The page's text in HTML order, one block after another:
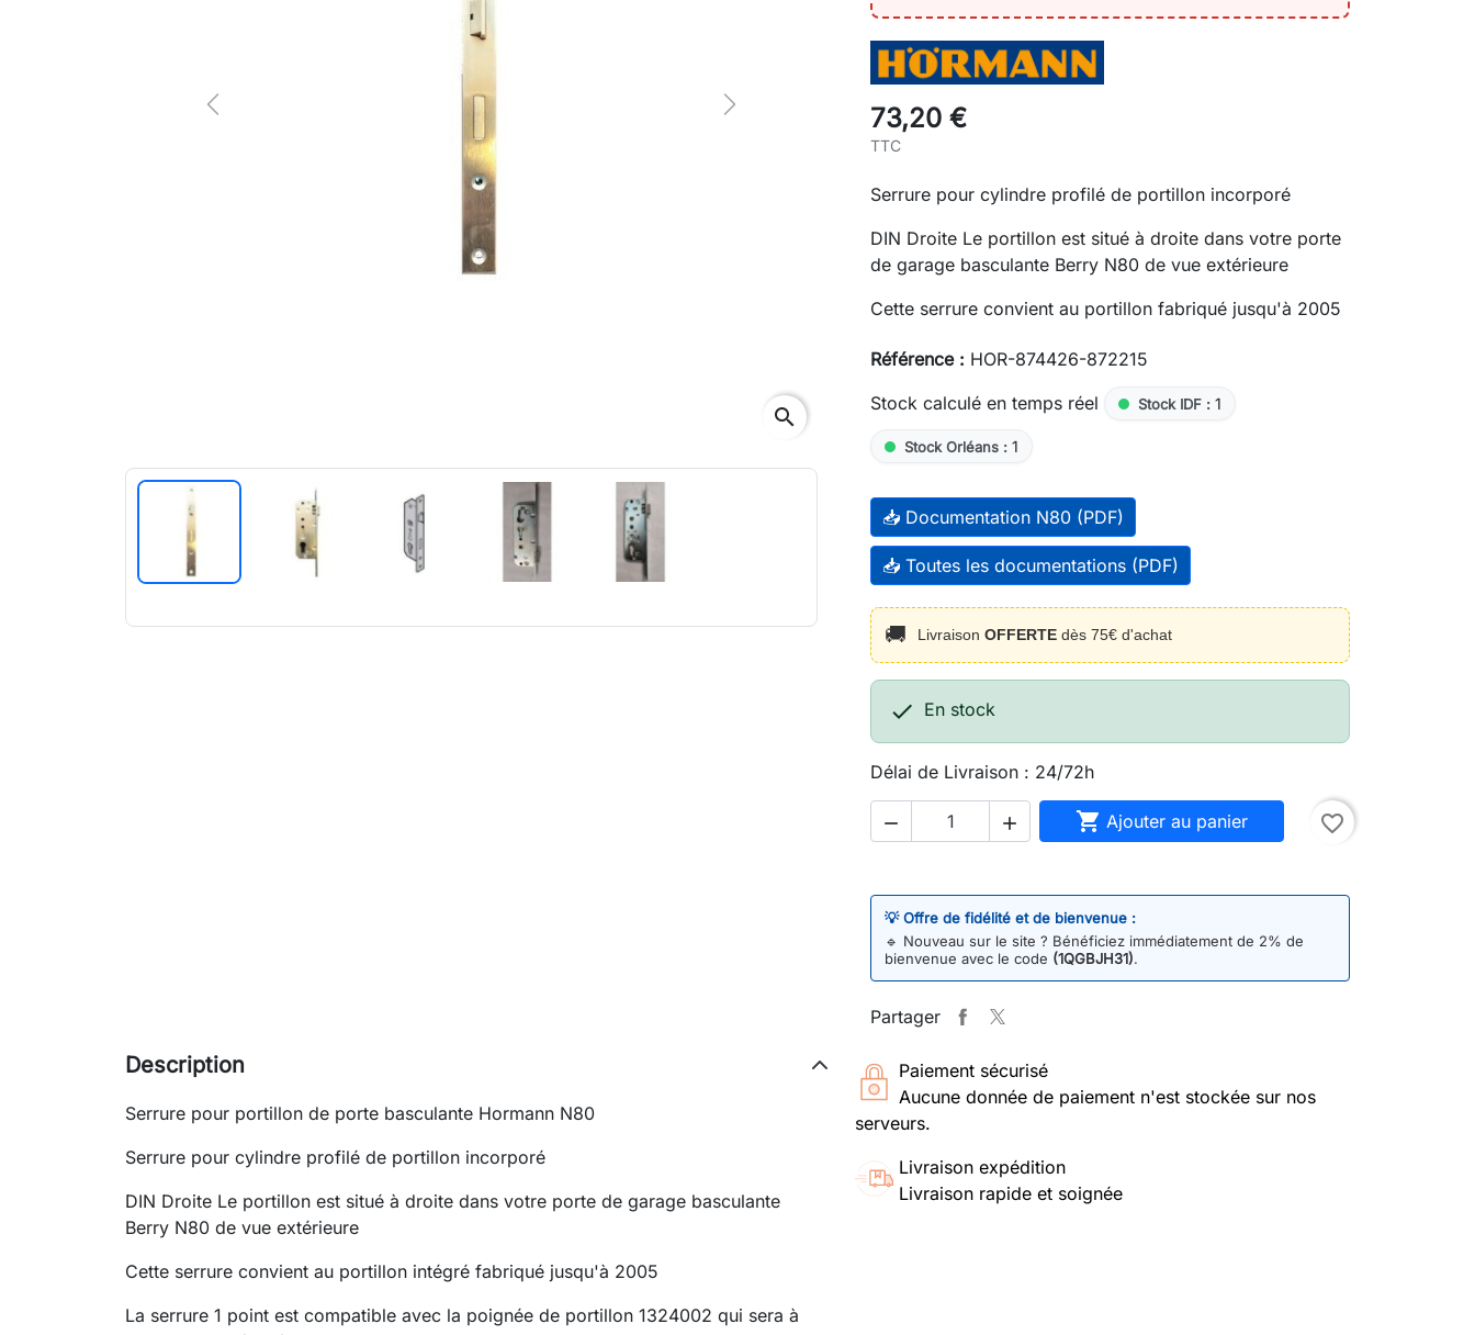
Previous Next
search
73,20 €
TTC
Serrure pour cylindre profilé de portillon incorporé
DIN Droite Le portillon est situé à droite dans votre porte
de garage basculante Berry N80 de vue extérieure
Cette serrure convient au portillon fabriqué jusqu'à 2005
Référence : HOR-874426-872215
Stock calculé en temps réel
Stock IDF : 1
Stock Orléans : 1
📥 Documentation N80 (PDF)
📥 Toutes les documentations (PDF)
🚚 Livraison OFFERTE dès 75€ d'achat
 En stock
Délai de Livraison : 24/72h
   Ajouter au panier favorite_border
💡 Offre de fidélité et de bienvenue :
🔹 Nouveau sur le site ? Bénéficiez immédiatement de 2% de
bienvenue avec le code (1QGBJH31).
Partager
Paiement sécurisé
Aucune donnée de paiement n'est stockée sur nos
serveurs.
Livraison expédition
Livraison rapide et soignée
Description
Serrure pour portillon de porte basculante Hormann N80
Serrure pour cylindre profilé de portillon incorporé
DIN Droite Le portillon est situé à droite dans votre porte de garage basculante
Berry N80 de vue extérieure
Cette serrure convient au portillon intégré fabriqué jusqu'à 2005
La serrure 1 point est compatible avec la poignée de portillon 1324002 qui sera à